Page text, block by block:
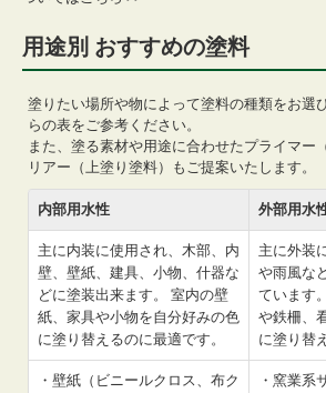
用途別 おすすめの塗料
塗りたい場所や物によって塗料の種類をお選
らの表をご参考ください。
また、塗る素材や用途に合わせたプライマー
リアー（上塗り塗料）もご提案いたします。
内部用水性 外部用水
主に内装に使用され、木部、内
壁、壁紙、建具、小物、什器な
どに塗装出来ます。 室内の壁
紙、家具や小物を自分好みの色
に塗り替えるのに最適です。
主に外装
や雨風な
ています
や鉄柵、
に塗り替
・壁紙（ビニールクロス、布ク
・窯業系